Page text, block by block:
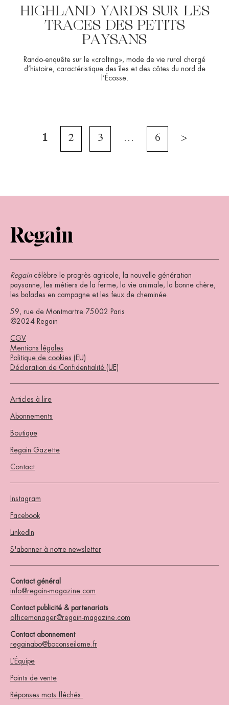
HIGHLAND YARDS SUR LES
TRACES DES PETITS
PAYSANS
Rando-enquête sur le «crofting», mode de vie rural chargé
d’histoire, caractéristique des îles et des côtes du nord de
l’Écosse.
1 2 3 … 6 >
Regaincélèbre le progrès agricole, la nouvelle génération
paysanne, les métiers de la ferme, la vie animale, la bonne chère,
les balades en campagne et les feux de cheminée.
59, rue de Montmartre 75002 Paris
©2024 Regain
CGV
Mentions légales
Politique de cookies (EU)
Déclaration de Confidentialité (UE)
Articles à lire
Abonnements
Boutique
Regain Gazette
Contact
Instagram
Facebook
LinkedIn
S'abonner à notre newsletter
Contact général
info@regain-magazine.com
Contact publicité & partenariats
officemanager@regain-magazine.com
Contact abonnement
regainabo@boconseilame.fr
L’Équipe
Points de vente
Réponses mots fléchés